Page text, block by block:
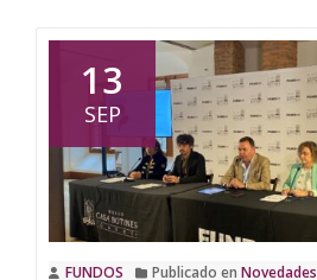
Botines
participa
en
la
Feria
Modernista
de
13
SEP
FUNDOS Publicado en Novedades